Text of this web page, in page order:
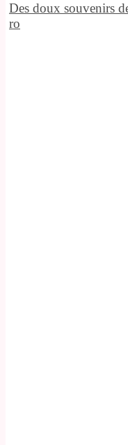
Des doux souvenirs
ro